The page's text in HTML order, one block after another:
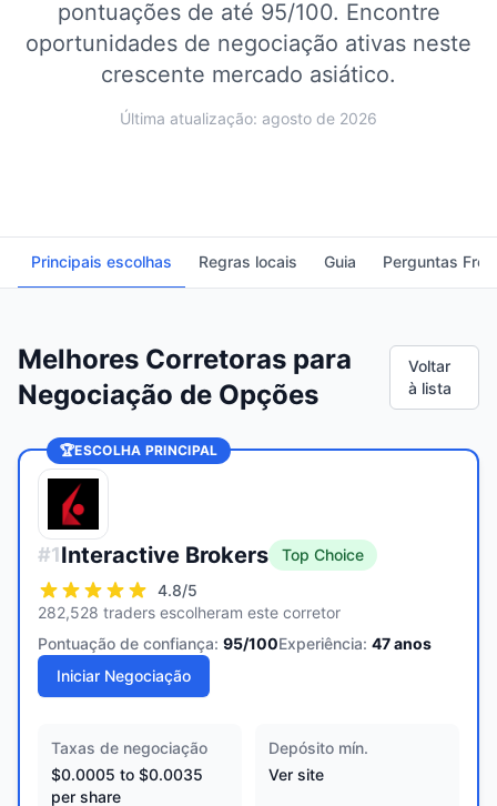
pontuações de até 95/100. Encontre
oportunidades de negociação ativas neste
crescente mercado asiático.
Última atualização: agosto de 2026
Principais escolhas Regras locais Guia Perguntas
Melhores Corretoras para
Negociação de Opções
Voltar
à lista
🏆ESCOLHA PRINCIPAL
#1Interactive Brokers
Top Choice
4.8/5
282,528 traders escolheram este corretor
Pontuação de confiança: 95/100Experiência: 47anos
Iniciar Negociação
Taxas de negociação
$0.0005 to $0.0035
per share
Depósito mín.
Ver site